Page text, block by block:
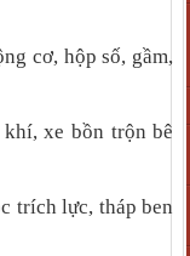
cơ, hộp số, gầm,
xe bồn trộn bê
trích lực, tháp ben